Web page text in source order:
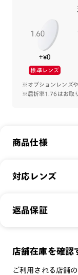
エアの間をとった
JINSのマット塗装
ッシュも特徴。
通常のマットだと
いを調節し、絶妙
シャイニーなカラ
のある光のなじみ
自然なかけ心地で
あらゆる部分に気
+¥0
標準レンズ
※オプションレンズ
※屈折率1.76はお取
商品仕様
商品名：
サイズ：
シリーズ：
性別：
対応レンズ
クリアレンズ（常用
JINS SCREEN
返品保証
メガネの度数が
店舗在庫を確認
ご利用される店舗